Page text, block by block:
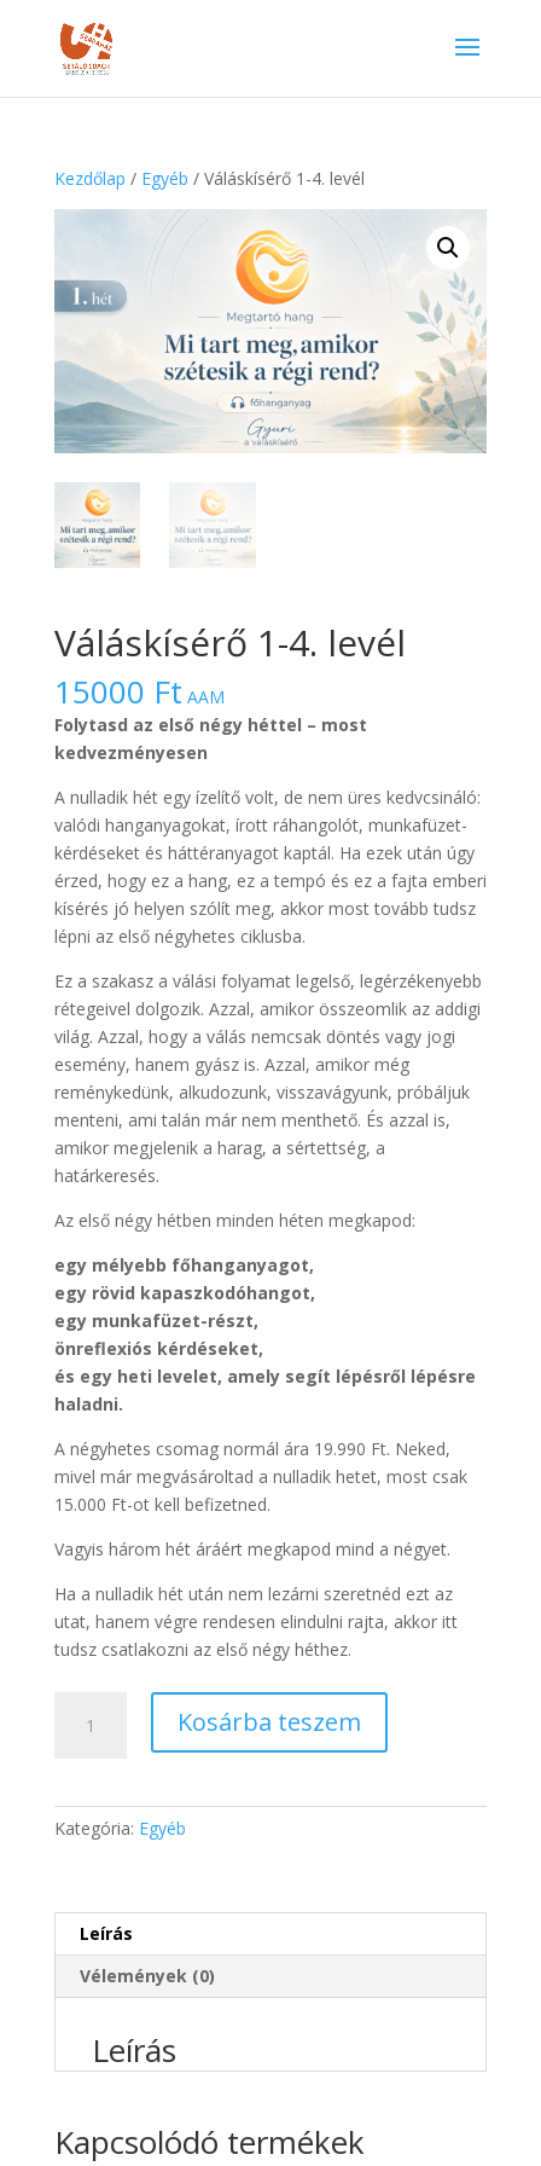
Kezdőlap / Egyéb / Váláskísérő 1-4. levél
Váláskísérő 1-4. levél
15000 Ft AAM
Folytasd az első négy héttel – most
kedvezményesen
A nulladik hét egy ízelítő volt, de nem üres kedvcsináló:
valódi hanganyagokat, írott ráhangolót, munkafüzet-
kérdéseket és háttéranyagot kaptál. Ha ezek után úgy
érzed, hogy ez a hang, ez a tempó és ez a fajta emberi
kísérés jó helyen szólít meg, akkor most tovább tudsz
lépni az első négyhetes ciklusba.
Ez a szakasz a válási folyamat legelső, legérzékenyebb
rétegeivel dolgozik. Azzal, amikor összeomlik az addigi
világ. Azzal, hogy a válás nemcsak döntés vagy jogi
esemény, hanem gyász is. Azzal, amikor még
reménykedünk, alkudozunk, visszavágyunk, próbáljuk
menteni, ami talán már nem menthető. És azzal is,
amikor megjelenik a harag, a sértettség, a
határkeresés.
Az első négy hétben minden héten megkapod:
egy mélyebb főhanganyagot,
egy rövid kapaszkodóhangot,
egy munkafüzet-részt,
önreflexiós kérdéseket,
és egy heti levelet, amely segít lépésről lépésre
haladni.
A négyhetes csomag normál ára 19.990 Ft. Neked,
mivel már megvásároltad a nulladik hetet, most csak
15.000 Ft-ot kell befizetned.
Vagyis három hét áráért megkapod mind a négyet.
Ha a nulladik hét után nem lezárni szeretnéd ezt az
utat, hanem végre rendesen elindulni rajta, akkor itt
tudsz csatlakozni az első négy héthez.
mennyiség
Kosárba teszem
Kategória: Egyéb
Leírás
Vélemények (0)
Leírás
Kapcsolódó termékek